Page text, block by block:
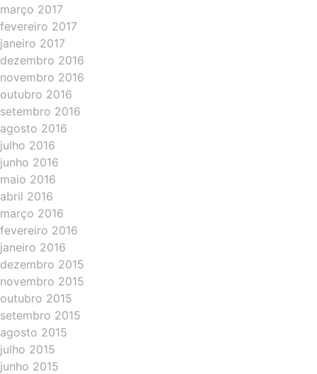
março 2017
fevereiro 2017
janeiro 2017
dezembro 2016
novembro 2016
outubro 2016
setembro 2016
agosto 2016
julho 2016
junho 2016
maio 2016
abril 2016
março 2016
fevereiro 2016
janeiro 2016
dezembro 2015
novembro 2015
outubro 2015
setembro 2015
agosto 2015
julho 2015
junho 2015